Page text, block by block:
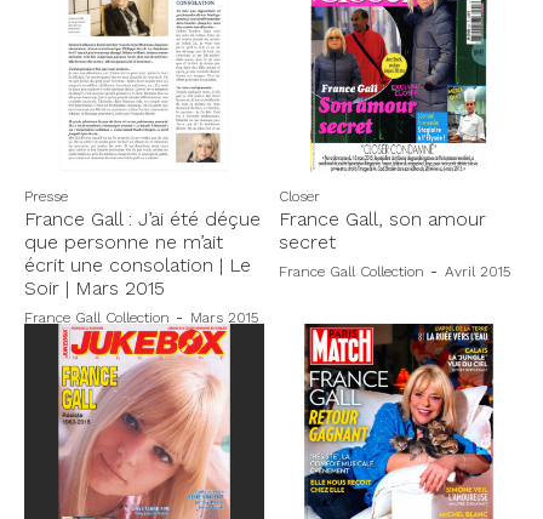
Presse
France Gall : J’ai été déçue
que personne ne m’ait
écrit une consolation | Le
Soir | Mars 2015
France Gall Collection - Mars 2015
Closer
France Gall, son amour
secret
France Gall Collection - Avril 2015